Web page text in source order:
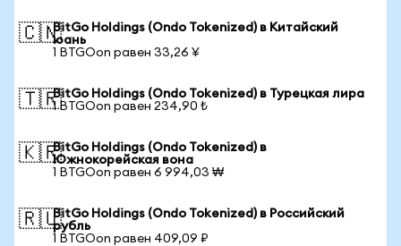
🇨🇳BitGo Holdings (Ondo Tokenized) в Китайский
юань
1 BTGOon равен 33,26 ¥
🇹🇷BitGo Holdings (Ondo Tokenized) в Турецкая лира
1 BTGOon равен 234,90 ₺
🇰🇷BitGo Holdings (Ondo Tokenized) в
Южнокорейская вона
1 BTGOon равен 6 994,03 ₩
🇷🇺BitGo Holdings (Ondo Tokenized) в Российский
рубль
1 BTGOon равен 409,09 ₽